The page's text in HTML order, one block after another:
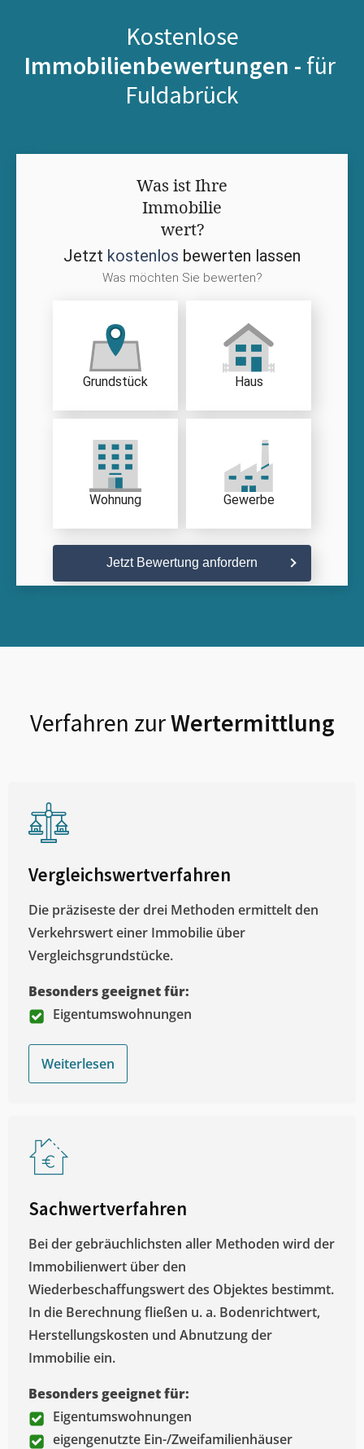
Kostenlose
Immobilienbewertungen - für
Fuldabrück
Was ist Ihre
Immobilie
wert?
Jetzt kostenlos bewerten lassen
Was möchten Sie bewerten?
Grundstück Haus
Wohnung Gewerbe
Jetzt Bewertung anfordern
Verfahren zurWertermittlung
Vergleichswertverfahren
Die präziseste der drei Methoden ermittelt den
Verkehrswert einer Immobilie über
Vergleichsgrundstücke.
Besonders geeignet für:
Eigentumswohnungen
Weiterlesen
Sachwertverfahren
Bei der gebräuchlichsten aller Methoden wird der
Immobilienwert über den
Wiederbeschaffungswert des Objektes bestimmt.
In die Berechnung fließen u. a. Bodenrichtwert,
Herstellungskosten und Abnutzung der
Immobilie ein.
Besonders geeignet für:
Eigentumswohnungen
eigengenutzte Ein-/Zweifamilienhäuser